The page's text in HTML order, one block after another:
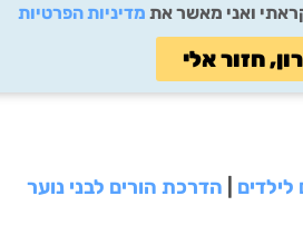
ואני מאשר את מדיניות הפרטיות
רון, חזור אלי
הדרכת הורים לבני נוער